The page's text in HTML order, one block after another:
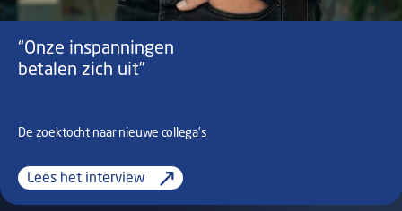
“Onze inspanningen
betalen zich uit”
De zoektocht naar nieuwe collega’s
Lees het interview